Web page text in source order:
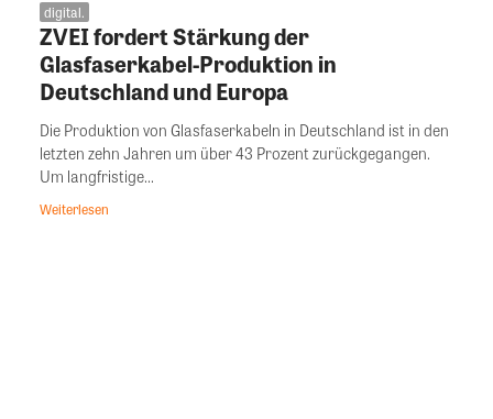
digital.
ZVEI fordert Stärkung der
Glasfaserkabel-Produktion in
Deutschland und Europa
Die Produktion von Glasfaserkabeln in Deutschland ist in den
letzten zehn Jahren um über 43 Prozent zurückgegangen.
Um langfristige...
Weiterlesen